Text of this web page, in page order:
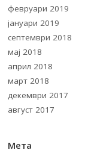
февруари 2019
јануари 2019
септември 2018
мај 2018
април 2018
март 2018
декември 2017
август 2017
Мета